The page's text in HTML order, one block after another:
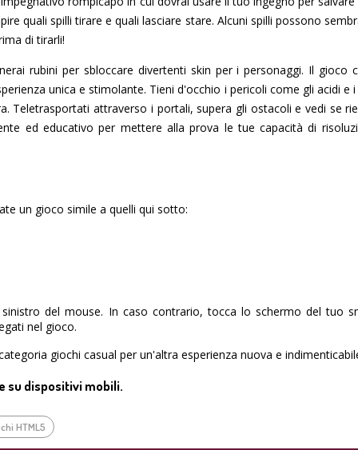
quali spilli tirare e quali lasciare stare. Alcuni spilli possono
di tirarli!
rubini per sbloccare divertenti skin per i personaggi. Il gioco
unica e stimolante. Tieni d'occhio i pericoli come gli acidi e
Teletrasportati attraverso i portali, supera gli ostacoli e vedi se
ed educativo per mettere alla prova le tue capacità di
un gioco simile a quelli qui sotto:
del mouse. In caso contrario, tocca lo schermo del tuo
nel gioco.
giochi casual per un'altra esperienza nuova e
su dispositivi mobili.
HTML5